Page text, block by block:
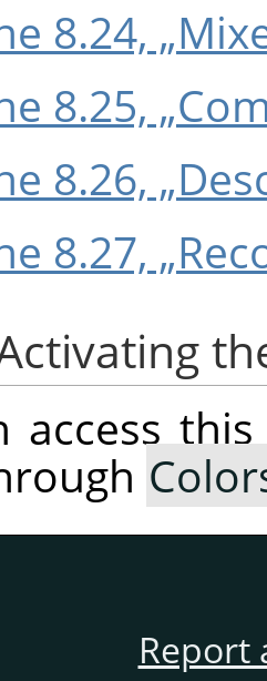
8.24,
8.25,
8.26,
8.27,
access
Report